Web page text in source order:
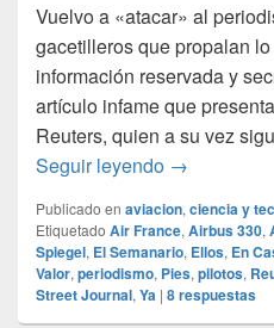
Vuelvo a «atacar» al
gacetilleros que propalan
información reservada y
artículo infame que
Reuters, quien a su vez
Seguir leyendo Indignación
→
Publicado en aviacion, ciencia y
Etiquetado Air France, Airbus 330,
Spiegel, El Semanario, Ellos, En
Valor, periodismo, Pies, pilotos,
Street Journal, Ya | 8respuestas